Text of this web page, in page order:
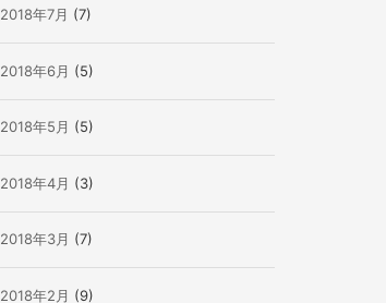
2018年7月 (7)
2018年6月 (5)
2018年5月 (5)
2018年4月 (3)
2018年3月 (7)
2018年2月 (9)